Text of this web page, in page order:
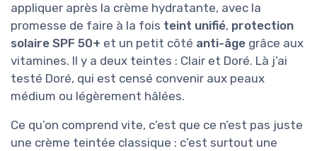
appliquer après la crème hydratante, avec la
promesse de faire à la fois teint unifié, protection
solaire SPF 50+ et un petit côté anti-âge grâce aux
vitamines. Il y a deux teintes : Clair et Doré. Là j’ai
testé Doré, qui est censé convenir aux peaux
médium ou légèrement hâlées.
Ce qu’on comprend vite, c’est que ce n’est pas juste
une crème teintée classique : c’est surtout une